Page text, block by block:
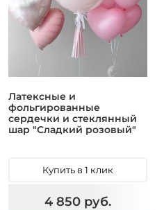
Латексные и
фольгированные
сердечки и стеклянный
шар "Сладкий розовый"
Купить в 1 клик
4 850 руб.